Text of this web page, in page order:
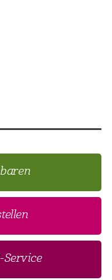
Service